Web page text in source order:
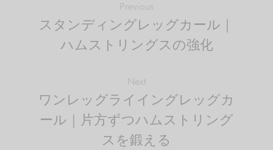
Previous
スタンディングレッグカール｜
ハムストリングスの強化
Next
ワンレッグライイングレッグカ
ール｜片方ずつハムストリング
スを鍛える